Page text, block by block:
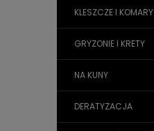
KLESZCZE I KOMARY
GRYZONIE I KRETY
NA KUNY
DERATYZACJA